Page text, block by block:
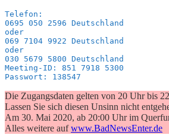
Telefon:
0695 050 2596 Deutschland
oder
069 7104 9922 Deutschland
oder
030 5679 5800 Deutschland
Meeting-ID: 851 7918 5300
Passwort: 138547
Die Zugangsdaten gelten von 20 Uhr bis
Lassen Sie sich diesen Unsinn nicht
Am 30. Mai 2020, ab 20:00 Uhr im
Alles weitere aufwww.BadNewsEnter.de